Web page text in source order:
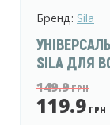
Бренд: Sila
SILA ДЛЯ
149.9ГРН
119.9 ГРН